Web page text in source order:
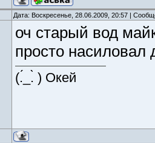
Дата: Воскресенье, 28.06.2009, 20:57 |
оч старый вод
просто насиловал
(.́_.̀ ) Окей